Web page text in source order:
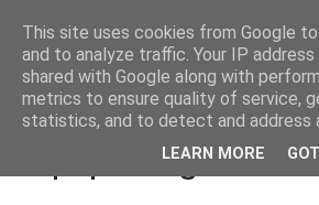
5 tips para organizar tu
This site uses cookies from Google
and to analyze traffic. Your IP
shared with Google along with
metrics to ensure quality of service,
statistics, and to detect and address
LEARN MORE